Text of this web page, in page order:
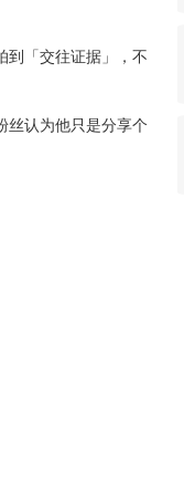
到「交往证据」，不
丝认为他只是分享个